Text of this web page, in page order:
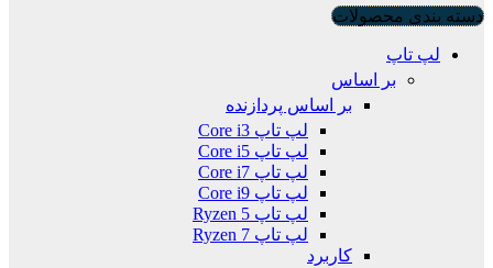
دسته بندی محصولات
لپ تاپ
بر اساس
بر اساس پردازنده
لپ تاپ Core i3
لپ تاپ Core i5
لپ تاپ Core i7
لپ تاپ Core i9
لپ تاپ Ryzen 5
لپ تاپ Ryzen 7
کاربرد